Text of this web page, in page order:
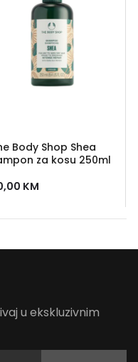
Body Shop Shea
za kosu 250ml
KM
u ekskluzivnim